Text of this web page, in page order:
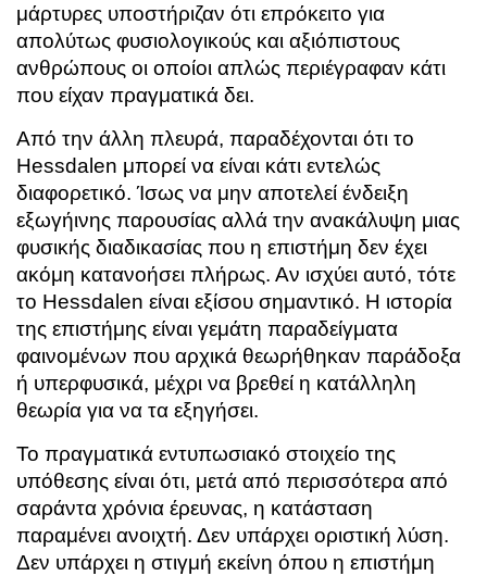
μάρτυρες υποστήριζαν ότι επρόκειτο για
απολύτως φυσιολογικούς και αξιόπιστους
ανθρώπους οι οποίοι απλώς περιέγραφαν κάτι
που είχαν πραγματικά δει.
Από την άλλη πλευρά, παραδέχονται ότι το
Hessdalen μπορεί να είναι κάτι εντελώς
διαφορετικό. Ίσως να μην αποτελεί ένδειξη
εξωγήινης παρουσίας αλλά την ανακάλυψη μιας
φυσικής διαδικασίας που η επιστήμη δεν έχει
ακόμη κατανοήσει πλήρως. Αν ισχύει αυτό, τότε
το Hessdalen είναι εξίσου σημαντικό. Η ιστορία
της επιστήμης είναι γεμάτη παραδείγματα
φαινομένων που αρχικά θεωρήθηκαν παράδοξα
ή υπερφυσικά, μέχρι να βρεθεί η κατάλληλη
θεωρία για να τα εξηγήσει.
Το πραγματικά εντυπωσιακό στοιχείο της
υπόθεσης είναι ότι, μετά από περισσότερα από
σαράντα χρόνια έρευνας, η κατάσταση
παραμένει ανοιχτή. Δεν υπάρχει οριστική λύση.
Δεν υπάρχει η στιγμή εκείνη όπου η επιστήμη